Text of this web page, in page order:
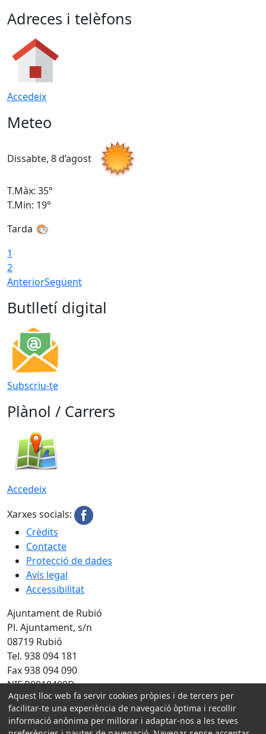
Adreces i telèfons
Accedeix
Meteo
Dissabte, 8 d’agost
T.Màx: 35°
T.Min: 19°
Tarda
1
2
AnteriorSegüent
Butlletí digital
Subscriu-te
Plànol / Carrers
Accedeix
Xarxes socials:
Crèdits
Contacte
Protecció de dades
Avís legal
Accessibilitat
Ajuntament de Rubió
Pl. Ajuntament, s/n
08719 Rubió
Tel. 938 094 181
Fax 938 094 090
NIF P0818400D
Amb la col·laboració de:
Aquest lloc web fa servir cookies pròpies i de tercers per
facilitar-te una experiència de navegació òptima i recollir
informació anònima per millorar i adaptar-nos a les teves